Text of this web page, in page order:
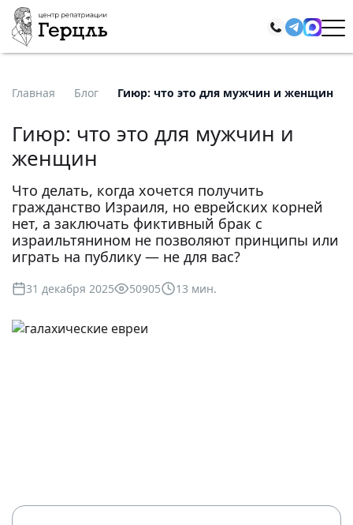
Главная Блог Гиюр: что это для мужчин и женщин
Гиюр: что это для мужчин и
женщин
Что делать, когда хочется получить
гражданство Израиля, но еврейских корней
нет, а заключать фиктивный брак с
израильтянином не позволяют принципы или
играть на публику — не для вас?
31 декабря 2025 50905 13 мин.